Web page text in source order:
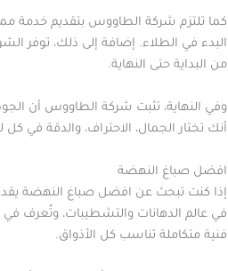
كما تلتزم شركة الطاووس بتقديم خدمة
البدء في الطلاء. إضافة إلى ذلك، توفر
من البداية حتى النهاية.
وفي النهاية، تثبت شركة الطاووس أن
أنك تختار الجمال، الاحتراف، والدقة
افضل صباغ النهضة
إذا كنت تبحث عن افضل صباغ النهضة يقدم
في عالم الدهانات والتشطيبات، وتُعرف في
فنية متكاملة تناسب كل الأذواق.